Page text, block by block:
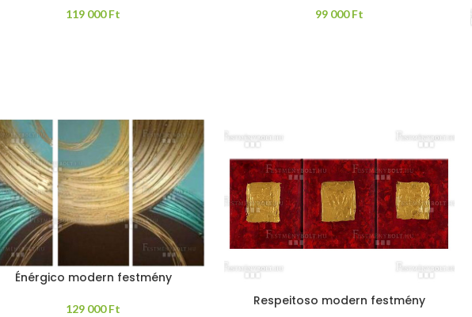
119 000Ft 99 000Ft
Énérgico modern festmény
129 000Ft
Respeitoso modern festmény